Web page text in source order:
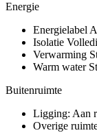
Energie
EnergielabelA
Isolatie
Verwarming
Warm water
Buitenruimte
Ligging: Aan
Overige